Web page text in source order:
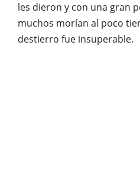
les dieron y con una gran
muchos morían al poco
destierro fue insuperable.